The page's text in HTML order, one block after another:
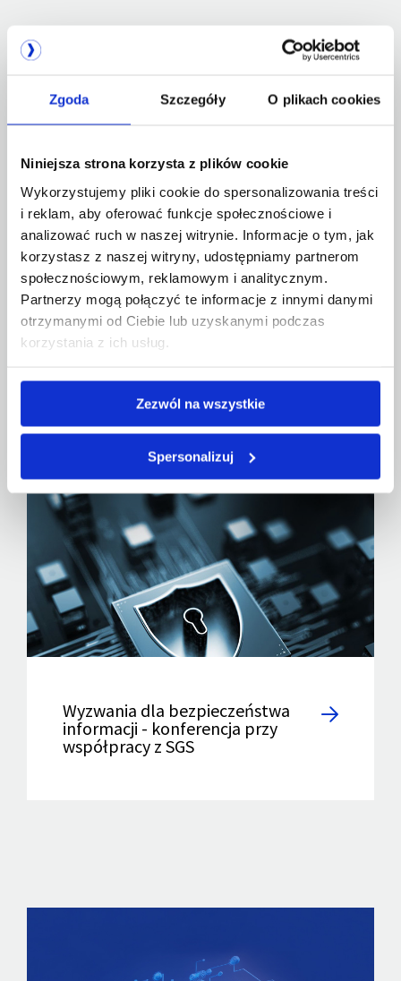
Zgoda Szczegóły O plikach cookies
Niniejsza strona korzysta z plików cookie
Wykorzystujemy pliki cookie do spersonalizowania treści
i reklam, aby oferować funkcje społecznościowe i
analizować ruch w naszej witrynie. Informacje o tym, jak
korzystasz z naszej witryny, udostępniamy partnerom
społecznościowym, reklamowym i analitycznym.
Partnerzy mogą połączyć te informacje z innymi danymi
otrzymanymi od Ciebie lub uzyskanymi podczas
korzystania z ich usług.
Zezwól na wszystkie
Spersonalizuj
Data center w historycznym
budynku
Wyzwania dla bezpieczeństwa
informacji - konferencja przy
współpracy z SGS